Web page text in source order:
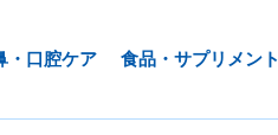
・口腔ケア 食品・サプリメント